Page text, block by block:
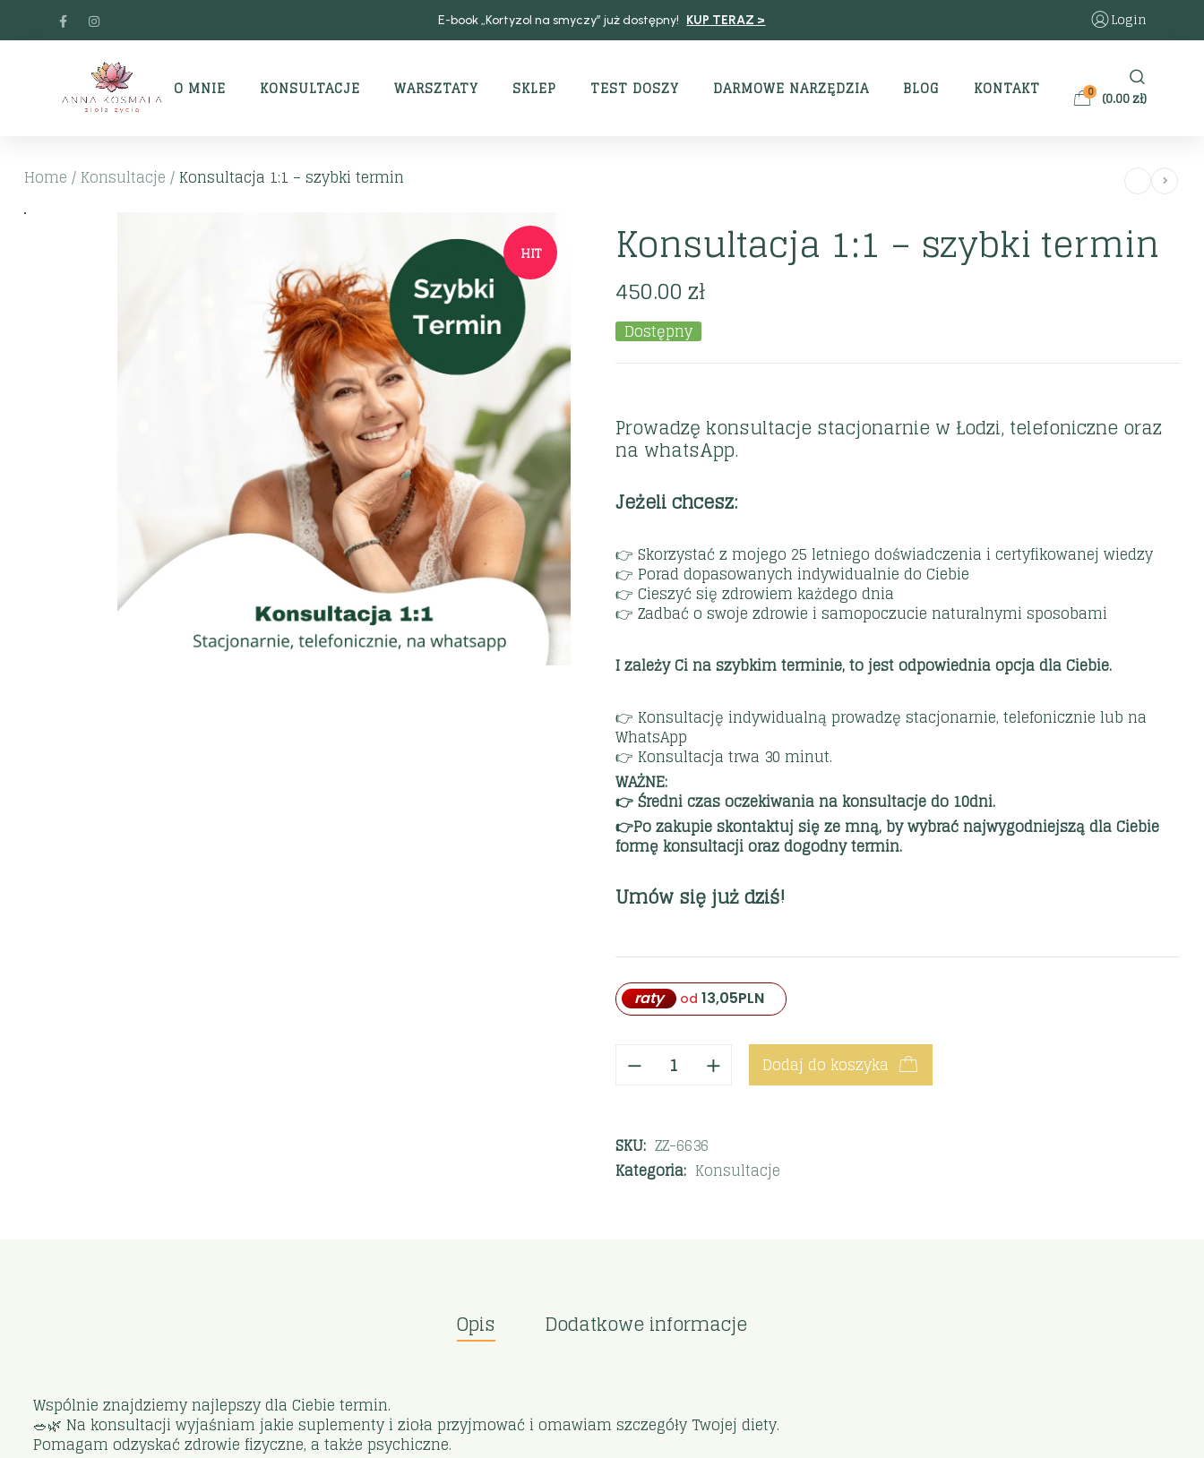
E-book „Kortyzol na smyczy” już dostępny! KUP TERAZ > Login
O MNIE KONSULTACJE WARSZTATY SKLEP TEST DOSZY DARMOWE NARZĘDZIA BLOG KONTAKT 0 (0.00zł)
Home / Konsultacje / Konsultacja 1:1 – szybki termin
HIT Konsultacja 1:1 – szybki termin
450.00zł
Dostępny
Prowadzę konsultacje stacjonarnie w Łodzi, telefoniczne oraz
na whatsApp.
Jeżeli chcesz:
👉 Skorzystać z mojego 25 letniego doświadczenia i certyfikowanej wiedzy
👉 Porad dopasowanych indywidualnie do Ciebie
👉 Cieszyć się zdrowiem każdego dnia
👉 Zadbać o swoje zdrowie i samopoczucie naturalnymi sposobami
I zależy Ci na szybkim terminie, to jest odpowiednia opcja dla Ciebie.
👉 Konsultację indywidualną prowadzę stacjonarnie, telefonicznie lub na
WhatsApp
👉 Konsultacja trwa 30 minut.
WAŻNE:
👉 Średni czas oczekiwania na konsultacje do 10dni.
👉Po zakupie skontaktuj się ze mną, by wybrać najwygodniejszą dla Ciebie
formę konsultacji oraz dogodny termin.
Umów się już dziś!
raty od 13,05PLN
Dodaj do koszyka
SKU: ZZ-6636
Kategoria: Konsultacje
Opis Dodatkowe informacje
Wspólnie znajdziemy najlepszy dla Ciebie termin.
🥗🌿 Na konsultacji wyjaśniam jakie suplementy i zioła przyjmować i omawiam szczegóły Twojej diety.
Pomagam odzyskać zdrowie fizyczne, a także psychiczne.